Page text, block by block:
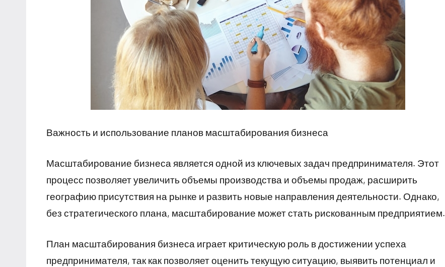
Важность и использование планов масштабирования бизнеса
Масштабирование бизнеса является одной из ключевых задач предпринимателя. Этот
процесс позволяет увеличить объемы производства и объемы продаж, расширить
географию присутствия на рынке и развить новые направления деятельности. Однако,
без стратегического плана, масштабирование может стать рискованным предприятием.
План масштабирования бизнеса играет критическую роль в достижении успеха
предпринимателя, так как позволяет оценить текущую ситуацию, выявить потенциал и